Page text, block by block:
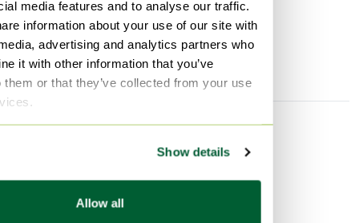
media features and to analyse our traffic.
information about your use of our site with
advertising and analytics partners who
it with other information that you’ve
them or that they’ve collected from your use
Show details
Allow all
Hoogte
67 cm
Breedte
65 cm
Diepte
62 cm
Fauteuils Guariche